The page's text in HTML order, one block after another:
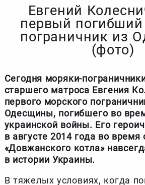
Евгений
первый
пограничник из
(фото)
Сегодня моряки-
старшего матроса Евгения
первого морского
Одесщины, погибшего во
украинской войны. Его
в августе 2014 года во время
«Довжанского котла»
в истории Украины.
В тяжелых условиях, когда